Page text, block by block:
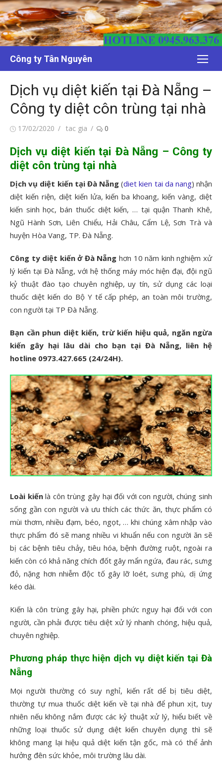
Chuyển
tới
nội
dung
Công ty Tân Nguyên
Dịch vụ diệt kiến tại Đà Nẵng –
Công ty diệt côn trùng tại nhà
Đăng17/02/2020
Tác
tac gia 0
Dịch vụ diệt kiến tại Đà Nẵng – Công ty
diệt côn trùng tại nhà
Dịch vụ diệt kiến tại Đà Nẵng(diet kien tai da nang) nhận
diệt kiến riện, diệt kiến lửa, kiến ba khoang, kiến vàng, diệt
kiến sinh học, bán thuốc diệt kiến, … tại quận Thanh Khê,
Ngũ Hành Sơn, Liên Chiểu, Hải Châu, Cẩm Lệ, Sơn Trà và
huyện Hòa Vang, TP. Đà Nẵng.
Công ty diệt kiến ở Đà Nẵng hơn 10 năm kinh nghiệm xử
lý kiến tại Đà Nẵng, với hệ thống máy móc hiện đại, đội ngũ
kỷ thuật đào tạo chuyên nghiệp, uy tín, sử dụng các loại
thuốc diệt kiến do Bộ Y tế cấp phép, an toàn môi trường,
con người tại TP Đà Nẵng.
Bạn cần phun diệt kiến, trừ kiến hiệu quả, ngăn ngừa
kiến gây hại lâu dài cho bạn tại Đà Nẵng, liên hệ
hotline 0973.427.665 (24/24H).
Loài kiếnlà côn trùng gây hại đối với con người, chúng sinh
sống gần con người và ưu thích các thức ăn, thực phẩm có
mùi thơm, nhiều đạm, béo, ngọt, … khi chúng xâm nhập vào
thực phẩm đó sẽ mang nhiều vi khuẩn nếu con người ăn sẽ
bị các bệnh tiêu chảy, tiêu hóa, bệnh đường ruột, ngoài ra
kiến còn có khả năng chích đốt gây mẩn ngứa, đau rác, sưng
đỏ, nặng hơn nhiễm độc tố gây lỡ loét, sưng phù, dị ứng
kéo dài.
Kiến là côn trùng gây hại, phiền phức nguy hại đối với con
người, cần phải được tiêu diệt xử lý nhanh chóng, hiệu quả,
chuyên nghiệp.
Phương pháp thực hiện dịch vụ diệt kiến tại Đà
Nẵng
Mọi người thường có suy nghỉ, kiến rất dể bị tiêu diệt,
thường tự mua thuốc diệt kiến về tại nhà để phun xịt, tuy
nhiên nếu không nắm được các kỷ thuật xử lý, hiểu biết về
những loại thuốc sử dụng diệt kiến chuyên dụng thì sẽ
không mang lại hiệu quả diệt kiến tận gốc, mà có thể ảnh
hưởng đên sức khỏe, môi trường lâu dài.